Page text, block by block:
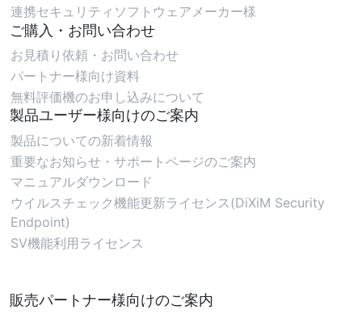
連携セキュリティソフトウェアメーカー様
ご購入・お問い合わせ
お見積り依頼・お問い合わせ
パートナー様向け資料
無料評価機のお申し込みについて
製品ユーザー様向けのご案内
製品についての新着情報
重要なお知らせ・サポートページのご案内
マニュアルダウンロード
ウイルスチェック機能更新ライセンス(DiXiM Security
Endpoint)
SV機能利用ライセンス
販売パートナー様向けのご案内